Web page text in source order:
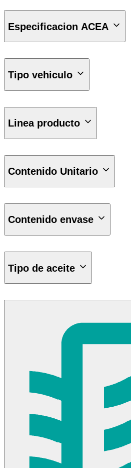
Especificacion ACEA
Tipo vehiculo
Linea producto
Contenido Unitario
Contenido envase
Tipo de aceite